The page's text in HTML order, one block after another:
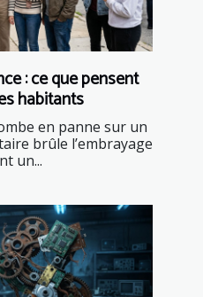
: ce que pensent
habitants
en panne sur un
brûle l’embrayage
un...